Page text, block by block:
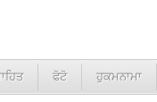
ਫੋਟੋ ਹੁਕਮਨਾਮਾ